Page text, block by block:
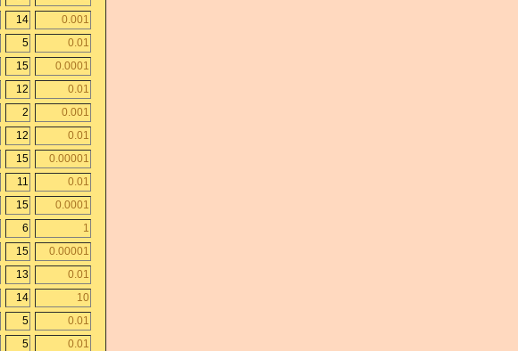
14
0.001
5
0.01
15
0.0001
12
0.01
2
0.001
12
0.01
15
0.00001
11
0.01
15
0.0001
6
1
15
0.00001
13
0.01
14
10
5
0.01
5
0.01